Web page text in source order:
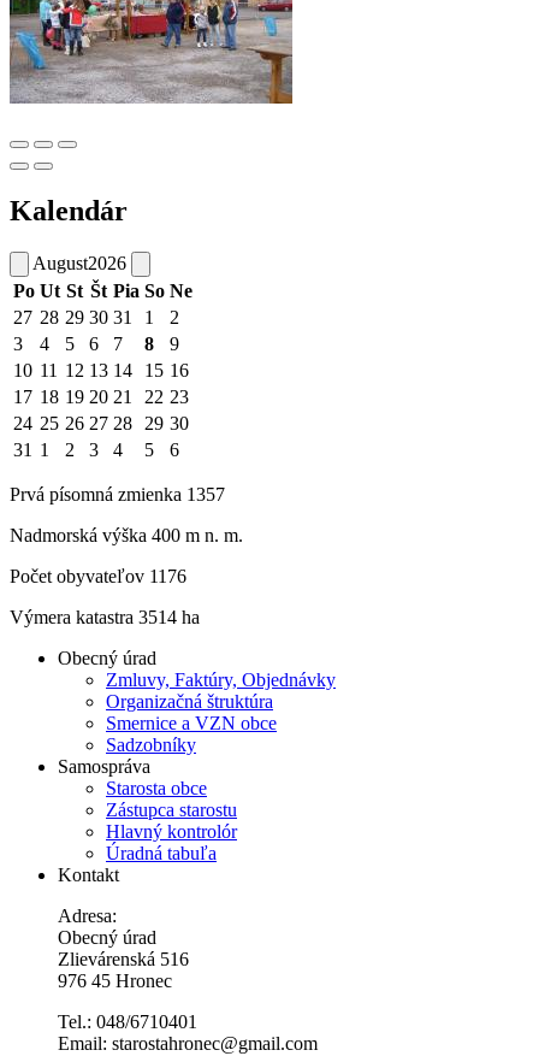
Kalendár
August2026
Po Ut St Št Pia So Ne
27 28 29 30 31 1
2
3
4 5 6 7 8
9
10 11 12 13 14 15 16
17 18 19 20 21 22 23
24 25 26 27 28 29 30
31 1 2 3 4 5 6
Prvá písomná zmienka 1357
Nadmorská výška 400 m n. m.
Počet obyvateľov 1176
Výmera katastra 3514 ha
Obecný úrad
Zmluvy, Faktúry, Objednávky
Organizačná štruktúra
Smernice a VZN obce
Sadzobníky
Samospráva
Starosta obce
Zástupca starostu
Hlavný kontrolór
Úradná tabuľa
Kontakt
Adresa:
Obecný úrad
Zlievárenská 516
976 45 Hronec
Tel.: 048/6710401
Email: starostahronec@gmail.com